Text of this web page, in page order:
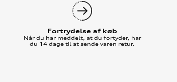
Fortrydelse af køb
Når du har meddelt, at du fortyder, har
du 14 dage til at sende varen retur.